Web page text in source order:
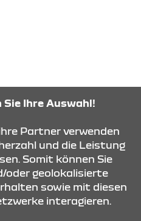
Ihre Auswahl!
Partner verwenden
und die Leistung
Somit können Sie
oder geolokalisierte
sowie mit diesen
interagieren.